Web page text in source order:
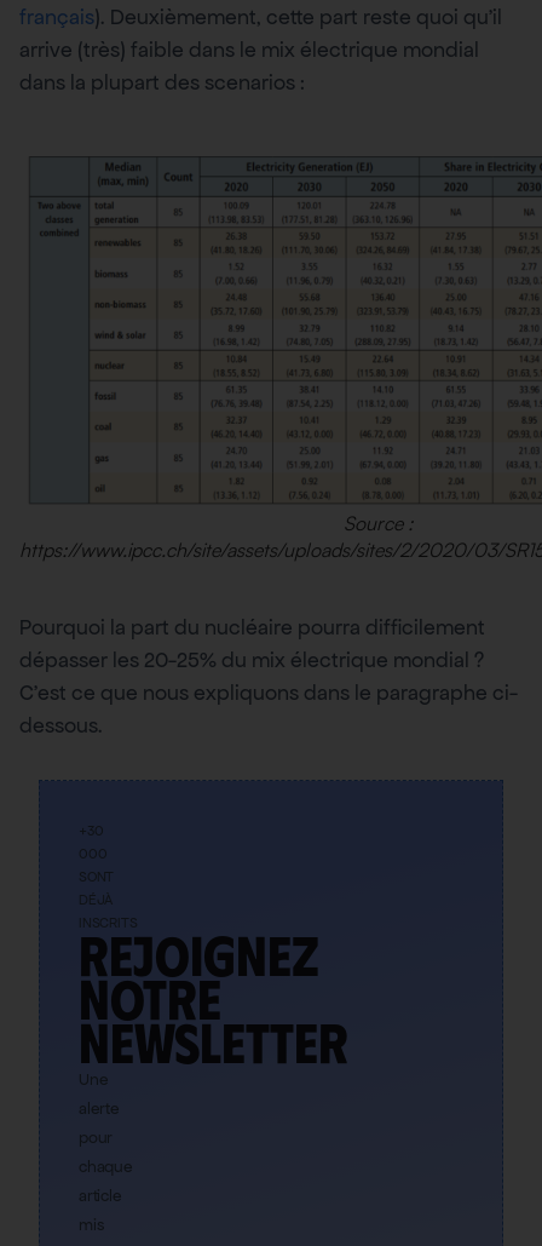
français). Deuxièmement, cette part reste quoi qu’il
arrive (très) faible dans le mix électrique mondial
dans la plupart des scenarios :
Source :
https://www.ipcc.ch/site/assets/uploads/sites/2/2020/03/
Pourquoi la part du nucléaire pourra difficilement
dépasser les 20-25% du mix électrique mondial ?
C’est ce que nous expliquons dans le paragraphe ci-
dessous.
+30
000
SONT
DÉJÀ
INSCRITS
Rejoignez
notre
newsletter
Une
alerte
pour
chaque
article
mis